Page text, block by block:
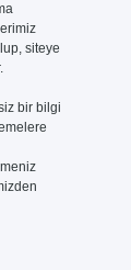
siteye
bir bilgi